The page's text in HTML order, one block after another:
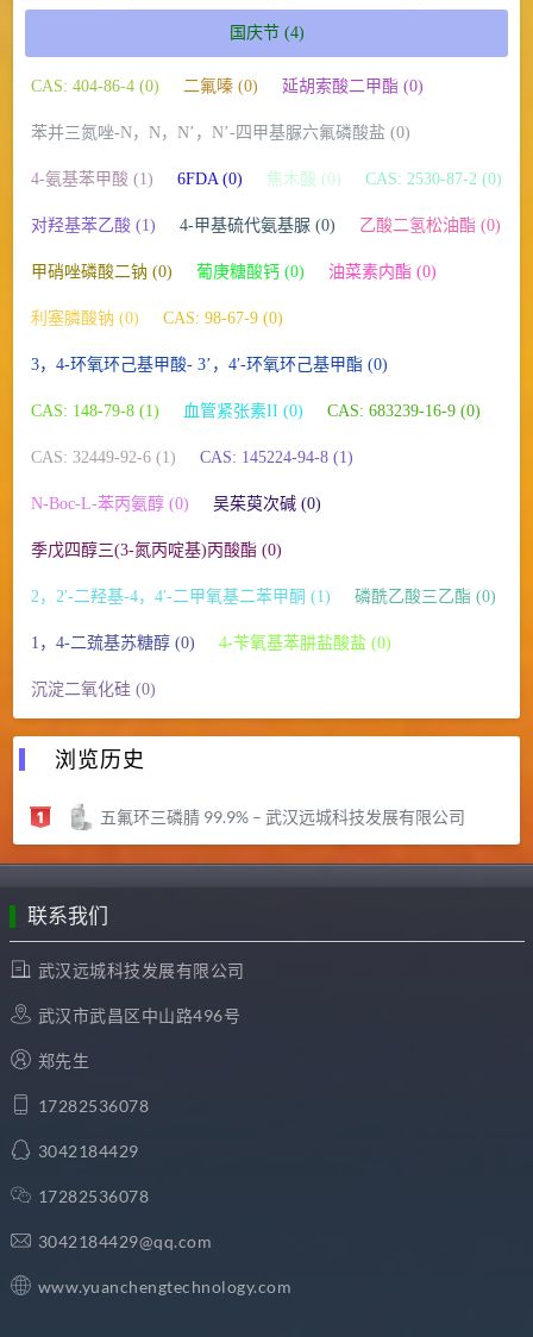
国庆节(4)
CAS: 404-86-4 (0) 二氟嗪 (0) 延胡索酸二甲酯 (0)
苯并三氮唑-N，N，N’，N’-四甲基脲六氟磷酸盐 (0)
4-氨基苯甲酸 (1) 6FDA (0) 焦木酸 (0) CAS: 2530-87-2 (0)
对羟基苯乙酸 (1) 4-甲基硫代氨基脲 (0) 乙酸二氢松油酯 (0)
甲硝唑磷酸二钠 (0) 葡庚糖酸钙 (0) 油菜素内酯 (0)
利塞膦酸钠 (0) CAS: 98-67-9 (0)
3，4-环氧环己基甲酸- 3’，4′-环氧环己基甲酯 (0)
CAS: 148-79-8 (1) 血管紧张素II (0) CAS: 683239-16-9 (0)
CAS: 32449-92-6 (1) CAS: 145224-94-8 (1)
N-Boc-L-苯丙氨醇 (0) 吴茱萸次碱 (0)
季戊四醇三(3-氮丙啶基)丙酸酯 (0)
2，2′-二羟基-4，4′-二甲氧基二苯甲酮 (1) 磷酰乙酸三乙酯 (0)
1，4-二巯基苏糖醇 (0) 4-苄氧基苯肼盐酸盐 (0)
沉淀二氧化硅 (0)
浏览历史
五氟环三磷腈 99.9% – 武汉远城科技发展有限公司
联系我们
武汉远城科技发展有限公司
武汉市武昌区中山路496号
郑先生
17282536078
3042184429
17282536078
3042184429@qq.com
www.yuanchengtechnology.com